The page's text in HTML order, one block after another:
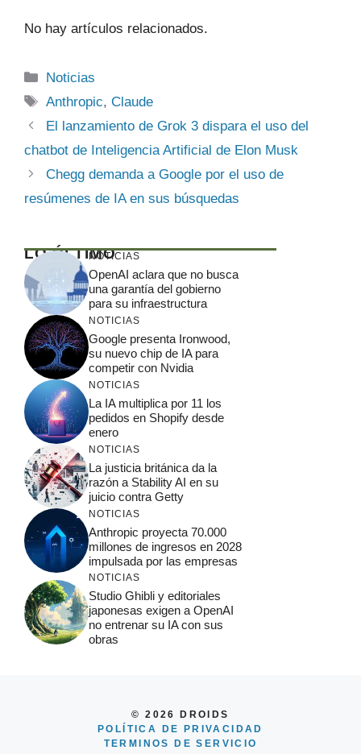
No hay artículos relacionados.
Categorías
Noticias
Etiquetas
Anthropic,Claude
El lanzamiento de Grok 3 dispara el uso del
chatbot de Inteligencia Artificial de Elon Musk
Chegg demanda a Google por el uso de
resúmenes de IA en sus búsquedas
LO ÚLTIMONOTICIAS
OpenAI aclara que no busca
una garantía del gobierno
para su infraestructura
NOTICIAS
Google presenta Ironwood,
su nuevo chip de IA para
competir con Nvidia
NOTICIAS
La IA multiplica por 11 los
pedidos en Shopify desde
enero
NOTICIAS
La justicia británica da la
razón a Stability AI en su
juicio contra Getty
NOTICIAS
Anthropic proyecta 70.000
millones de ingresos en 2028
impulsada por las empresas
NOTICIAS
Studio Ghibli y editoriales
japonesas exigen a OpenAI
no entrenar su IA con sus
obras
© 2026 DROIDS
POLÍTICA DE PRIVACIDAD
TERMINOS DE SERVICIO